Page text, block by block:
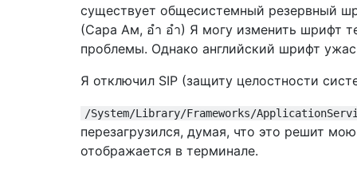
существует общесистемный резервный
(Сара Ам, อำ อำ) Я могу изменить шрифт
проблемы. Однако английский шрифт
Я отключил SIP (защиту целостности
/System/Library/Frameworks/
перезагрузился, думая, что это решит
отображается в терминале.